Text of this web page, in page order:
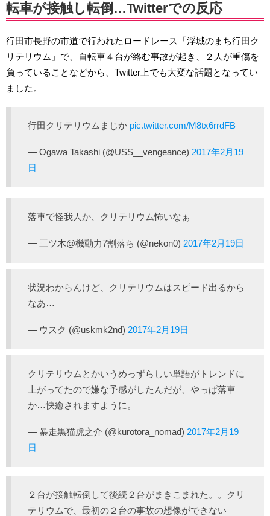
転車が接触し転倒…Twitterでの反応
行田市長野の市道で行われたロードレース「浮城のまち行田ク
リテリウム」で、自転車４台が絡む事故が起き、２人が重傷を
負っていることなどから、Twitter上でも大変な話題となってい
ました。
行田クリテリウムまじか pic.twitter.com/M8tx6rrdFB
— Ogawa Takashi (@USS__vengeance) 2017年2月19
日
落車で怪我人か、クリテリウム怖いなぁ
— 三ツ木@機動力7割落ち (@nekon0) 2017年2月19日
状況わからんけど、クリテリウムはスピード出るから
なあ…
— ウスク (@uskmk2nd) 2017年2月19日
クリテリウムとかいうめっずらしい単語がトレンドに
上がってたので嫌な予感がしたんだが、やっぱ落車
か…快癒されますように。
— 暴走黒猫虎之介 (@kurotora_nomad) 2017年2月19
日
２台が接触転倒して後続２台がまきこまれた。。クリ
テリウムで、最初の２台の事故の想像ができない